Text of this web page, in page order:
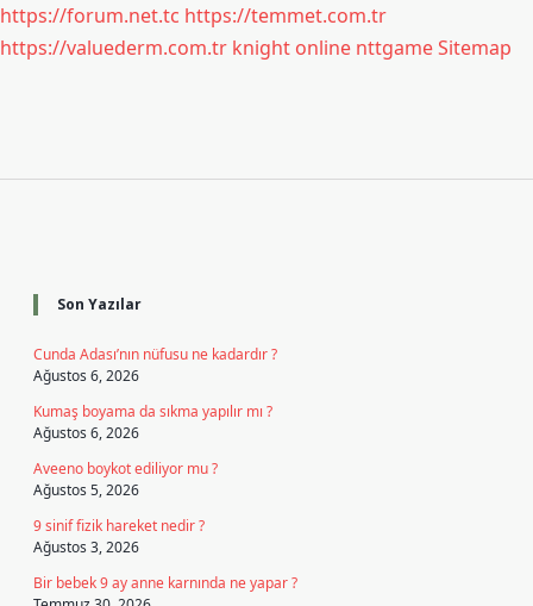
https://forum.net.tc https://temmet.com.tr
https://valuederm.com.tr knight online nttgameSitemap
Son Yazılar
Cunda Adası’nın nüfusu ne kadardır ?
Ağustos 6, 2026
Kumaş boyama da sıkma yapılır mı ?
Ağustos 6, 2026
Aveeno boykot ediliyor mu ?
Ağustos 5, 2026
9 sinif fizik hareket nedir ?
Ağustos 3, 2026
Bir bebek 9 ay anne karnında ne yapar ?